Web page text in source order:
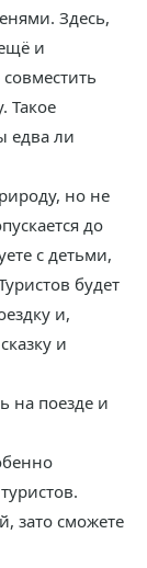
Здесь,
и
Такое
едва ли
но не
до
с детьми,
будет
и,
и
на поезде и
зато сможете